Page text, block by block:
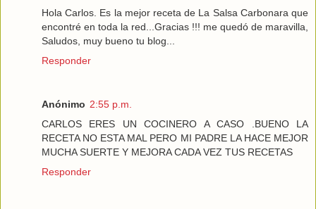
Hola Carlos. Es la mejor receta de La Salsa Carbonara que
encontré en toda la red...Gracias !!! me quedó de maravilla,
Saludos, muy bueno tu blog...
Responder
Anónimo 2:55 p.m.
CARLOS ERES UN COCINERO A CASO .BUENO LA
RECETA NO ESTA MAL PERO MI PADRE LA HACE MEJOR
MUCHA SUERTE Y MEJORA CADA VEZ TUS RECETAS
Responder